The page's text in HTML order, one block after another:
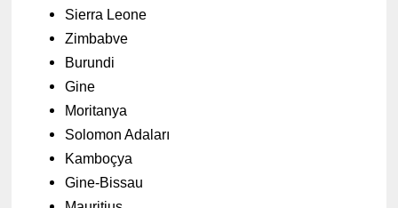
Sierra Leone
Zimbabve
Burundi
Gine
Moritanya
Solomon Adaları
Kamboçya
Gine-Bissau